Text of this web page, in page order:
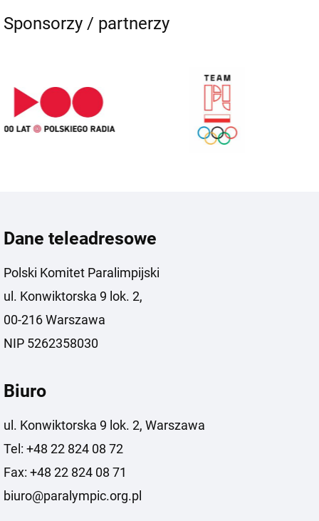
Sponsorzy / partnerzy
Dane teleadresowe
Polski Komitet Paralimpijski
ul. Konwiktorska 9 lok. 2,
00-216 Warszawa
NIP 5262358030
Biuro
ul. Konwiktorska 9 lok. 2, Warszawa
Tel: +48 22 824 08 72
Fax: +48 22 824 08 71
biuro@paralympic.org.pl